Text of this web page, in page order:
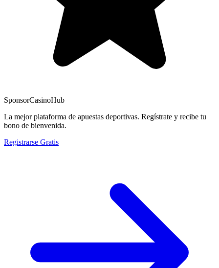
SponsorCasinoHub
La mejor plataforma de apuestas deportivas. Regístrate y recibe tu
bono de bienvenida.
Registrarse Gratis